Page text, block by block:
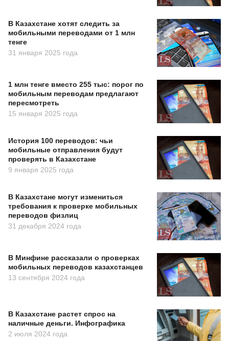
В Казахстане хотят следить за
мобильными переводами от 1 млн
тенге
31 января 2025 года
1 млн тенге вместо 255 тыс: порог по
мобильным переводам предлагают
пересмотреть
15 января 2025 года
История 100 переводов: чьи
мобильные отправления будут
проверять в Казахстане
9 января 2025 года
В Казахстане могут измениться
требования к проверке мобильных
переводов физлиц
31 декабря 2024 года
В Минфине рассказали о проверках
мобильных переводов казахстанцев
13 сентября 2024 года
В Казахстане растет спрос на
наличные деньги. Инфографика
2 июля 2024 года